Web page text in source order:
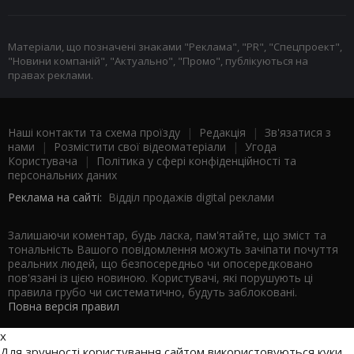
Матеріали, що позначені знаками "Реклама", "PR", "Спецпроект",
"Новини компаній", "Актуально", "Промо", публікуються на
правах реклами.
Наші контакти та схема проїзду | Редакція | Зв'язатися з
нами | Розмістити свої відеоматеріали | Угода
Користувача |
Політика у сфері конфіденційності та
персональних даних
Реклама на сайті: Відділ продажів digital реклами
Залишаючи коментар, будь ласка, пам'ятайте, що зміст та
тональність Вашого повідомлення можуть зачіпати почуття
реальних людей, що безпосередньо чи опосередковано
пов'язані із цією новиною. Користувачі, які порушують ці
правила грубо чи систематично, будуть заблоковані.
Повна версія правил
x